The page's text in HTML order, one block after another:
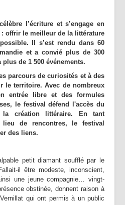
l’écriture et s’engage en
offrir le meilleur de la littérature
Il s’est rendu dans 60
et a convié plus de 300
plus de 1 500 événements.
parcours de curiosités et à des
le territoire. Avec de nombreux
entrée libre et des formules
le festival défend l'accès du
création littéraire. En tant
lieu de rencontres, le festival
des liens.
petit diamant soufflé par le
il être modeste, inconscient,
une jeune compagnie… vingt-
obstinée, donnent raison à
qui ont permis à un public